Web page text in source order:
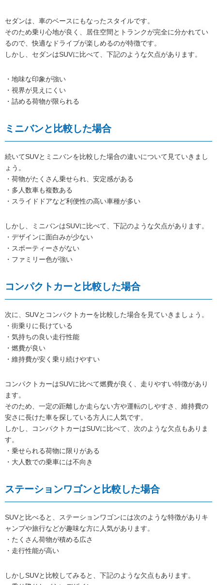
セダンは、車のベースにもなったスタイルです。
そのため乗り心地が良く、居住空間とトランクが完全に分かれてい
るので、快適なドライブが楽しめるのが特徴です。
しかし、セダンはSUVに比べて、下記のような欠点があります。
・地味な印象が強い
・視界が見えにくい
・詰める荷物が限られる
ミニバンと比較した場合
続いてSUVとミニバンを比較した場合の違いについて見ていきまし
ょう。
・荷物がたくさん乗せられ、安定感がある
・多人数車も複数ある
・スライドドアなど利便性の高い車種が多い
しかし、ミニバンはSUVに比べて、下記のような欠点があります。
・デザインに面白みが少ない
・スポーティーさがない
・ファミリー色が強い
コンパクトカーと比較した場合
次に、SUVとコンパクトカーを比較した場合を見ていきましょう。
・街乗りに長けている
・気持ちの良い走行性能
・燃費が良い
・維持費が安く乗り続けやすい
コンパクトカーはSUVに比べて燃費が良く、走りやすい特徴があり
ます。
そのため、一定の距離しか走らない方や運転のしやすさ、維持費の
安さに長けた車を探している方人に人気です。
しかし、コンパクトカーはSUVに比べて、次のような欠点もありま
す。
・乗せられる荷物に限りがある
・大人数での乗車には不向き
ステーションワゴンと比較した場合
SUVと比べると、ステーションワゴンには次のような特徴がありキ
ャンプや旅行などが趣味な方に人気があります。
・たくさん荷物が積める広さ
・走行性能が高い
しかしSUVと比較してみると、下記のような欠点もあります。